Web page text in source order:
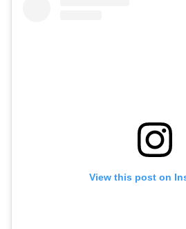
View this post on